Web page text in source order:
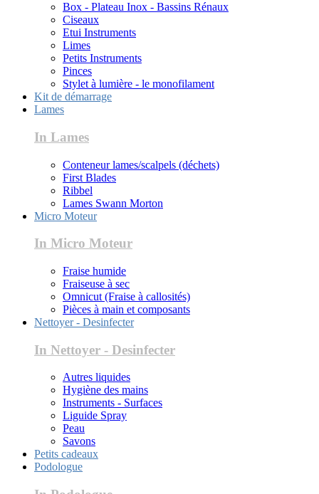
Box - Plateau Inox - Bassins Rénaux
Ciseaux
Etui Instruments
Limes
Petits Instruments
Pinces
Stylet à lumière - le monofilament
Kit de démarrage
Lames
In Lames
Conteneur lames/scalpels (déchets)
First Blades
Ribbel
Lames Swann Morton
Micro Moteur
In Micro Moteur
Fraise humide
Fraiseuse à sec
Omnicut (Fraise à callosités)
Pièces à main et composants
Nettoyer - Desinfecter
In Nettoyer - Desinfecter
Autres liquides
Hygiène des mains
Instruments - Surfaces
Liguide Spray
Peau
Savons
Petits cadeaux
Podologue